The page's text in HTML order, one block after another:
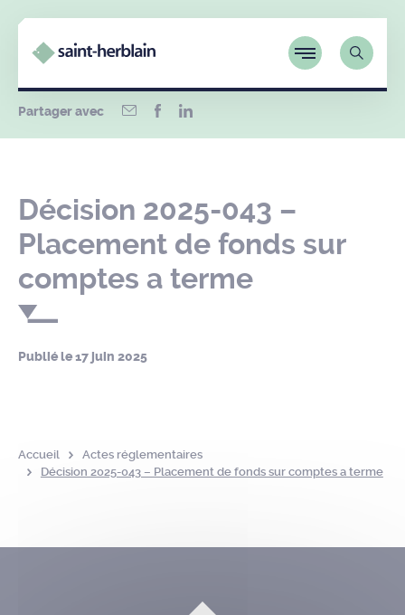
Partager avec
Décision 2025-043 –
Placement de fonds sur
comptes a terme
Publié le17 juin 2025
Accueil
Actes réglementaires
Décision 2025-043 – Placement de fonds sur comptes a terme